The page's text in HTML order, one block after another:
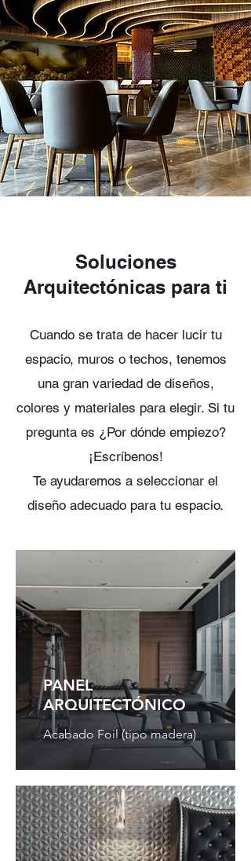
Soluciones
Arquitectónicas para ti
Cuando se trata de hacer lucir tu
espacio, muros o techos, tenemos
una gran variedad de diseños,
colores y materiales para elegir. Si tu
pregunta es ¿Por dónde empiezo?
¡Escríbenos!
Te ayudaremos a seleccionar el
diseño adecuado para tu espacio.
PANEL
ARQUITECTÓNICO
Acabado Foil (tipo madera)